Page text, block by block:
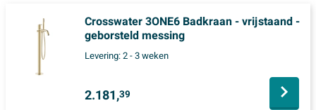
Crosswater 3ONE6 Badkraan - vrijstaand -
geborsteld messing
Levering:2 - 3 weken
2.181,39